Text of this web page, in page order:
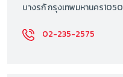
บางรกั กรุงเทพมหานคร
02-235-2575